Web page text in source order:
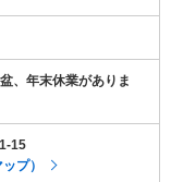
、年末休業がありま
15
プ）